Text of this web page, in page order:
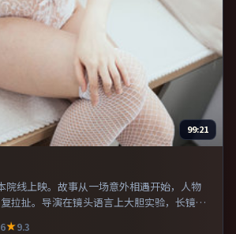
99:21
院线上映。故事从一场意外相遇开始，人物
拉扯。导演在镜头语言上大胆实验，长镜头
。既有类型片爽感，也保留作者表达，口碑
9.3